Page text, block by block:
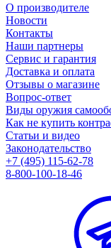
О производителе
Новости
Контакты
Наши партнеры
Сервис и гарантия
Доставка и оплата
Отзывы о магазине
Вопрос-ответ
Виды оружия
Как не купить
Статьи и видео
Законодательство
+7 (495) 115-62-78
8-800-100-18-46